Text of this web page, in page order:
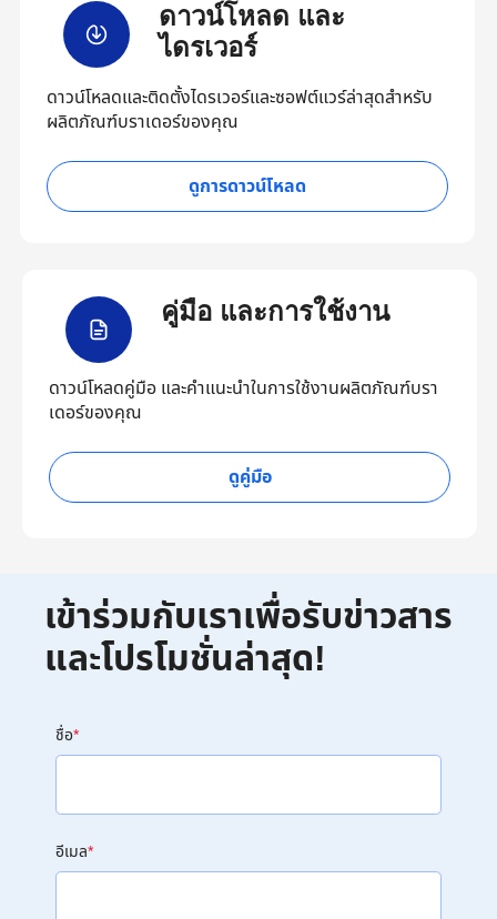
ดาวน์โหลด และ
ไดรเวอร์
ดาวน์โหลดและติดตั้งไดรเวอร์และซอฟต์แวร์ล่าสุดสำหรับ
ผลิตภัณฑ์บราเดอร์ของคุณ
ดูการดาวน์โหลด
คู่มือ และการใช้งาน
ดาวน์โหลดคู่มือ และคำแนะนำในการใช้งานผลิตภัณฑ์บรา
เดอร์ของคุณ
ดูคู่มือ
เข้าร่วมกับเราเพื่อรับข่าวสาร
และโปรโมชั่นล่าสุด!
ชื่อ*
อีเมล*